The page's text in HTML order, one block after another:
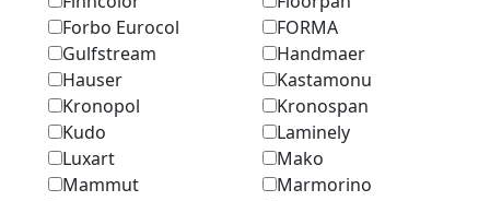
Forbo Eurocol
FORMA
Gulfstream
Handmaer
Hauser
Kastamonu
Kronopol
Kronospan
Kudo
Laminely
Luxart
Mako
Mammut
Marmоrino